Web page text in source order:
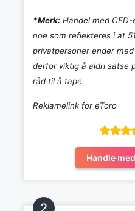
*Merk: Handel med
noe som reflekteres i at
privatpersoner ender
derfor viktig å aldri satse
råd til å tape.
Reklamelink for eToro
Handle